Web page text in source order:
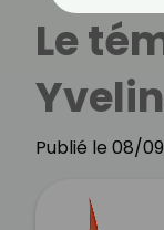
Le
Publié le 08/